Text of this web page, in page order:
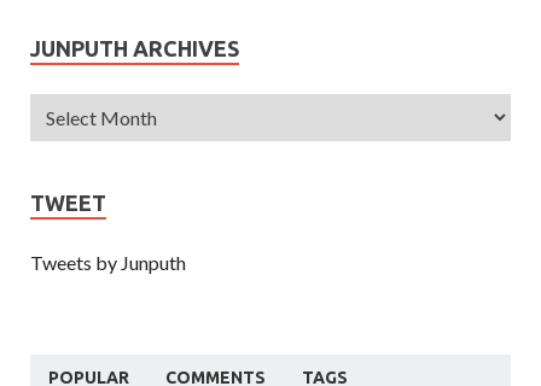
JUNPUTH ARCHIVES
TWEET
Tweets by Junputh
POPULAR COMMENTS TAGS